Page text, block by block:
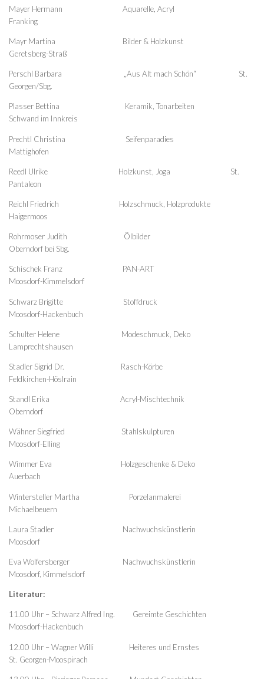
Mayer Hermann Aquarelle, Acryl
Franking
Mayr Martina Bilder & Holzkunst
Geretsberg-Straß
Perschl Barbara „Aus Alt mach Schön“ St.
Georgen/Sbg.
Plasser Bettina Keramik, Tonarbeiten
Schwand im Innkreis
Prechtl Christina Seifenparadies
Mattighofen
Reedl Ulrike Holzkunst, Joga St.
Pantaleon
Reichl Friedrich Holzschmuck, Holzprodukte
Haigermoos
Rohrmoser Judith Ölbilder
Oberndorf bei Sbg.
Schischek Franz PAN-ART
Moosdorf-Kimmelsdorf
Schwarz Brigitte Stoffdruck
Moosdorf-Hackenbuch
Schulter Helene Modeschmuck, Deko
Lamprechtshausen
Stadler Sigrid Dr. Rasch-Körbe
Feldkirchen-Höslrain
Standl Erika Acryl-Mischtechnik
Oberndorf
Wähner Siegfried Stahlskulpturen
Moosdorf-Elling
Wimmer Eva Holzgeschenke & Deko
Auerbach
Wintersteller Martha Porzelanmalerei
Michaelbeuern
Laura Stadler Nachwuchskünstlerin
Moosdorf
Eva Wolfersberger Nachwuchskünstlerin
Moosdorf, Kimmelsdorf
Literatur:
11.00 Uhr – Schwarz Alfred Ing. Gereimte Geschichten
Moosdorf-Hackenbuch
12.00 Uhr – Wagner Willi Heiteres und Ernstes
St. Georgen-Moospirach